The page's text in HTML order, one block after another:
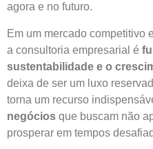
agora e no futuro.
Em um mercado competitivo
a consultoria empresarial é
sustentabilidade e o
deixa de ser um luxo
torna um recurso
negócios que buscam não
prosperar em tempos